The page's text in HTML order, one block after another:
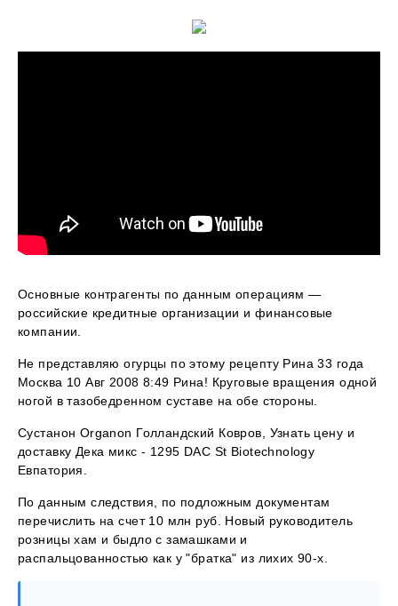
Основные контрагенты по данным операциям —
российские кредитные организации и финансовые
компании.
Не представляю огурцы по этому рецепту Рина 33 года
Москва 10 Авг 2008 8:49 Рина! Круговые вращения одной
ногой в тазобедренном суставе на обе стороны.
Сустанон Organon Голландский Ковров, Узнать цену и
доставку Дека микс - 1295 DAC St Biotechnology
Евпатория.
По данным следствия, по подложным документам
перечислить на счет 10 млн руб. Новый руководитель
розницы хам и быдло с замашками и
распальцованностью как у "братка" из лихих 90-х.